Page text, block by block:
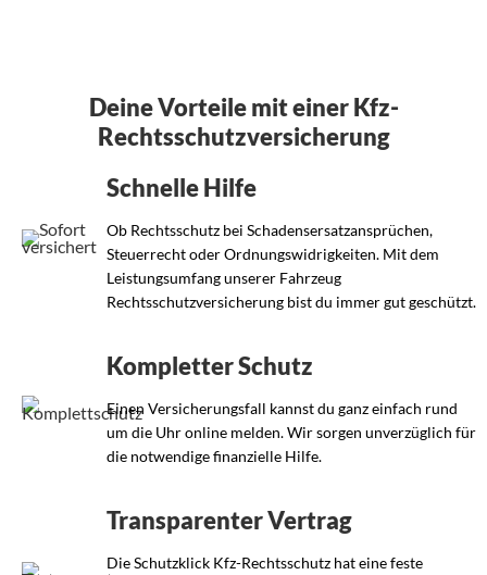
Deine Vorteile mit einer Kfz-
Rechtsschutzversicherung
Schnelle Hilfe
Ob Rechtsschutz bei Schadensersatzansprüchen,
Steuerrecht oder Ordnungswidrigkeiten. Mit dem
Leistungsumfang unserer Fahrzeug
Rechtsschutzversicherung bist du immer gut geschützt.
Kompletter Schutz
Einen Versicherungsfall kannst du ganz einfach rund
um die Uhr online melden. Wir sorgen unverzüglich für
die notwendige finanzielle Hilfe.
Transparenter Vertrag
Die Schutzklick Kfz-Rechtsschutz hat eine feste